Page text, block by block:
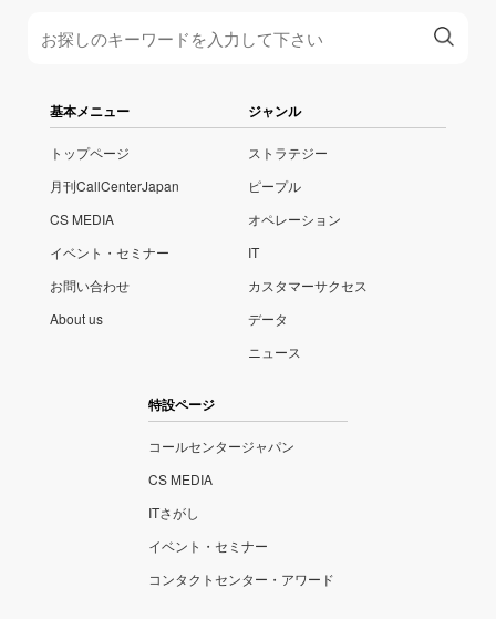
基本メニュー
トップページ
月刊CallCenterJapan
CS MEDIA
イベント・セミナー
お問い合わせ
About us
ジャンル
ストラテジー
ピープル
オペレーション
IT
カスタマーサクセス
データ
ニュース
特設ページ
コールセンタージャパン
CS MEDIA
ITさがし
イベント・セミナー
コンタクトセンター・アワード